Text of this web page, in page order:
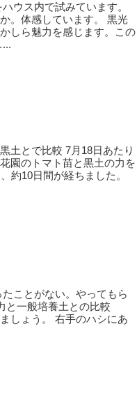
ウス内で試みています。
。体感しています。 黒光
しら魅力を感じます。この
土とで比較 7月18日あたり
園のトマト苗と黒土の力を
約10日間が経ちました。
ことがない。やってもら
と一般培養土との比較
しょう。 右手のハシにあ